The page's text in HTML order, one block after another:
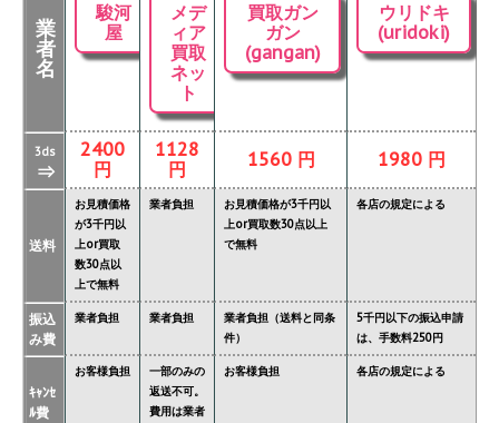
業
者
名
駿河
屋
メデ
ィア
買取
ネッ
ト
買取ガン
ガン
(gangan)
ウリドキ
(uridoki)
3ds
⇒
2400
円
1128
円
1560 円 1980 円
送料
お見積価格
が3千円以
上or買取
数30点以
上で無料
業者負担
お見積価格が3千円以
上or買取数30点以上
で無料
各店の規定による
振込
み費
業者負担 業者負担
業者負担（送料と同条
件）
5千円以下の振込申請
は、手数料250円
ｷｬﾝｾ
ﾙ費
お客様負担
一部のみの
返送不可。
費用は業者
お客様負担 各店の規定による